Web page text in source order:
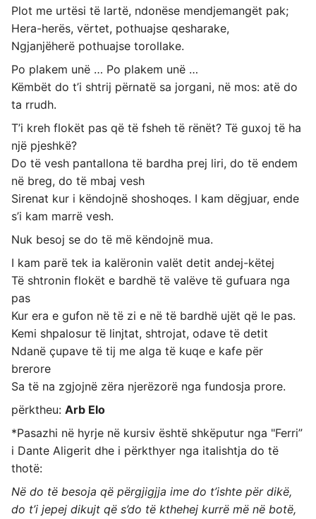
Plot me urtësi të lartë, ndonëse mendjemangët pak;
Hera-herës, vërtet, pothuajse qesharake,
Ngjanjëherë pothuajse torollake.
Po plakem unë … Po plakem unë …
Këmbët do t’i shtrij përnatë sa jorgani, në mos: atë do
ta rrudh.
T’i kreh flokët pas që të fsheh të rënët? Të guxoj të ha
një pjeshkë?
Do të vesh pantallona të bardha prej liri, do të endem
në breg, do të mbaj vesh
Sirenat kur i këndojnë shoshoqes. I kam dëgjuar, ende
s’i kam marrë vesh.
Nuk besoj se do të më këndojnë mua.
I kam parë tek ia kalëronin valët detit andej-këtej
Të shtronin flokët e bardhë të valëve të gufuara nga
pas
Kur era e gufon në të zi e në të bardhë ujët që le pas.
Kemi shpalosur të linjtat, shtrojat, odave të detit
Ndanë çupave të tij me alga të kuqe e kafe për
brerore
Sa të na zgjojnë zëra njerëzorë nga fundosja prore.
përktheu: Arb Elo
*Pasazhi në hyrje në kursiv është shkëputur nga "Ferri”
i Dante Aligerit dhe i përkthyer nga italishtja do të
thotë:
Në do të besoja që përgjigjja ime do t’ishte për dikë,
do t’i jepej dikujt që s’do të kthehej kurrë më në botë,